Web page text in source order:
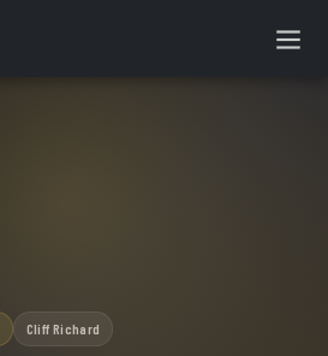
Cliff Richard